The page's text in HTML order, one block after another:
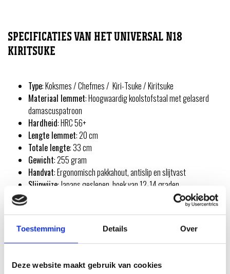
Toestemming Details Over
Deze website maakt gebruik van cookies
SPECIFICATIES VAN HET UNIVERSAL N18
KIRITSUKE
Type: Koksmes / Chefmes / Kiri-Tsuke / Kiritsuke
Materiaal lemmet: Hoogwaardig koolstofstaal met gelaserd
damascuspatroon
Hardheid: HRC 56+
Lengte lemmet: 20 cm
Totale lengte: 33 cm
Gewicht: 255 gram
Handvat: Ergonomisch pakkahout, antislip en slijtvast
Slijpwijze: Japans geslepen, hoek van 12-14 graden
: Handwas aanbevolen, direct drogen voor behoud van
INSPIRATIE